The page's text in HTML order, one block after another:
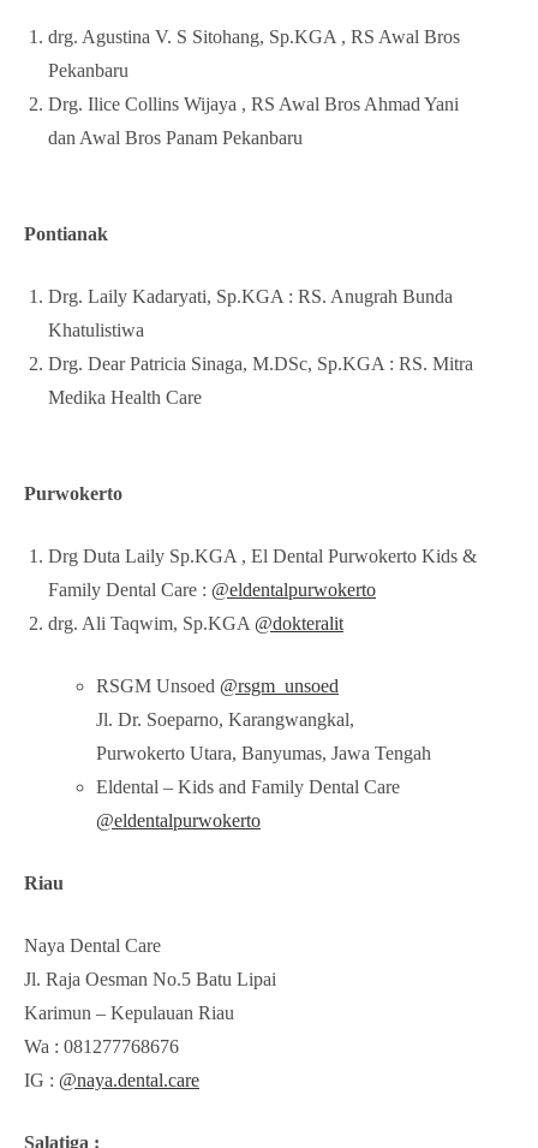
drg. Agustina V. S Sitohang, Sp.KGA , RS Awal Bros
Pekanbaru
Drg. Ilice Collins Wijaya , RS Awal Bros Ahmad Yani
dan Awal Bros Panam Pekanbaru
Pontianak
Drg. Laily Kadaryati, Sp.KGA : RS. Anugrah Bunda
Khatulistiwa
Drg. Dear Patricia Sinaga, M.DSc, Sp.KGA : RS. Mitra
Medika Health Care
Purwokerto
Drg Duta Laily Sp.KGA , El Dental Purwokerto Kids &
Family Dental Care : @eldentalpurwokerto
drg. Ali Taqwim, Sp.KGA @dokteralit
RSGM Unsoed @rsgm_unsoed
Jl. Dr. Soeparno, Karangwangkal,
Purwokerto Utara, Banyumas, Jawa Tengah
Eldental – Kids and Family Dental Care
@eldentalpurwokerto
Riau
Naya Dental Care
Jl. Raja Oesman No.5 Batu Lipai
Karimun – Kepulauan Riau
Wa : 081277768676
IG : @naya.dental.care
Salatiga :